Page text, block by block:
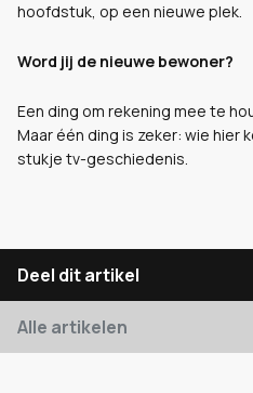
hoofdstuk, op een nieuwe plek.
Word jij de nieuwe bewoner?
Een ding om rekening mee te
Maar één ding is zeker: wie hier
stukje tv-geschiedenis.
Deel dit artikel
Alle artikelen